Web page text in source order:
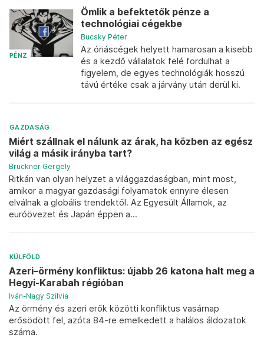
PÉNZ
Ömlik a befektetők pénze a
technológiai cégekbe
Bucsky Péter
Az óriáscégek helyett hamarosan a kisebb
és a kezdő vállalatok felé fordulhat a
figyelem, de egyes technológiák hosszú
távú értéke csak a járvány után derül ki.
GAZDASÁG
Miért szállnak el nálunk az árak, ha közben az egész
világ a másik irányba tart?
Brückner Gergely
Ritkán van olyan helyzet a világgazdaságban, mint most,
amikor a magyar gazdasági folyamatok ennyire élesen
elválnak a globális trendektől. Az Egyesült Államok, az
euróövezet és Japán éppen a...
KÜLFÖLD
Azeri–örmény konfliktus: újabb 26 katona halt meg a
Hegyi-Karabah régióban
Iván-Nagy Szilvia
Az örmény és azeri erők közötti konfliktus vasárnap
erősödött fel, azóta 84-re emelkedett a halálos áldozatok
száma.